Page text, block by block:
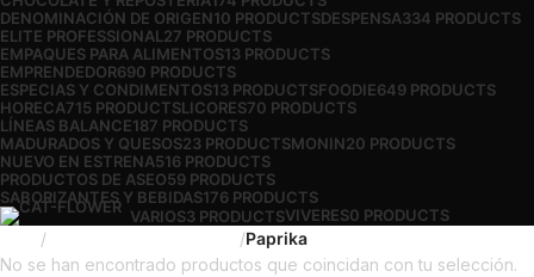
DENOMINACIÓN DE ORIGEN10 PRODUCTSDESPENSA334 PRODUCTS
ELITE PROFESSIONAL 27 PRODUCTS
EMPAQUES PARA ALIMENTOS13 PRODUCTS
EMPRENDEDOR690 PRODUCTS
ESPECIAS Y CONDIMENTOS13 PRODUCTSFOODIE649 PRODUCTS
HORECA715 PRODUCTSLICORES70 PRODUCTS
LÍNEAS BALANCE187 PRODUCTS
MADURADOS Y QUESOS23 PRODUCTSMONIN20 PRODUCTS
NUEVO EN ESTRENA516 PRODUCTS
PRODUCTOS DE ASEO59 PRODUCTS
SABORIZANTES Y BEBIDAS176 PRODUCTS
VARIOS3 PRODUCTSVIVERES0 PRODUCTS
Paprika
No se han encontrado productos que coincidan con tu selección.